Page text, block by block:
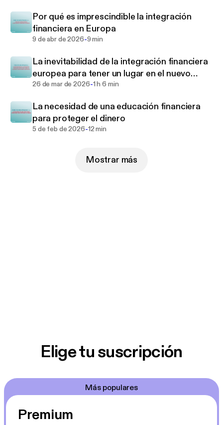
Por qué es imprescindible la integración
financiera en Europa
9 de abr de 2026-9 min
La inevitabilidad de la integración financiera
europea para tener un lugar en el nuevo
marco geopolítico
26 de mar de 2026-1 h 6 min
La necesidad de una educación financiera
para proteger el dinero
5 de feb de 2026-12 min
Mostrar más
Elige tu suscripción
Más populares
Premium